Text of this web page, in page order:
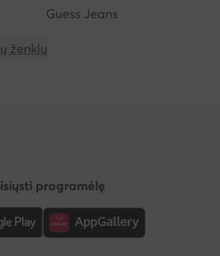
Guess Jeans
ženklų
programėlę